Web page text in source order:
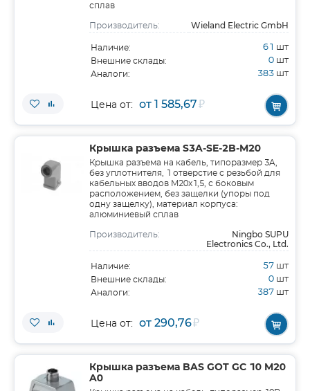
сплав
Производитель: Wieland Electric GmbH
Наличие: 61 шт
Внешние склады: 0 шт
Аналоги: 383 шт
Цена от: от 1 585,67₽
Крышка разъема S3A-SE-2B-M20
Крышка разъема на кабель, типоразмер 3A,
без уплотнителя, 1 отверстие с резьбой для
кабельных вводов M20x1,5, с боковым
расположением, без защелки (упоры под
одну защелку), материал корпуса:
алюминиевый сплав
Производитель:
Ningbo SUPU
Electronics Co., Ltd.
Наличие: 57 шт
Внешние склады: 0 шт
Аналоги: 387 шт
Цена от: от 290,76₽
Крышка разъема BAS GOT GC 10 M20
A0